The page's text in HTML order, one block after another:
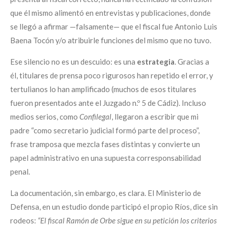
que él mismo alimentó en entrevistas y publicaciones, donde
se llegó a afirmar —falsamente— que el fiscal fue Antonio Luis
Baena Tocón y/o atribuirle funciones del mismo que no tuvo.
Ese silencio no es un descuido: es una estrategia . Gracias a
él, titulares de prensa poco rigurosos han repetido el error, y
tertulianos lo han amplificado (muchos de esos titulares
fueron presentados ante el Juzgado n.º 5 de Cádiz). Incluso
medios serios, como Confilegal , llegaron a escribir que mi
padre “como secretario judicial formó parte del proceso”,
frase tramposa que mezcla fases distintas y convierte un
papel administrativo en una supuesta corresponsabilidad
penal.
La documentación, sin embargo, es clara. El Ministerio de
Defensa, en un estudio donde participó el propio Ríos, dice sin
rodeos: “El fiscal Ramón de Orbe sigue en su petición los criterios